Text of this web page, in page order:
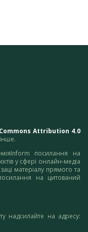
Attribution 4.0
посилання на
у сфері онлайн-медіа
матеріалу прямого та
на цитований
надсилайте на адресу: